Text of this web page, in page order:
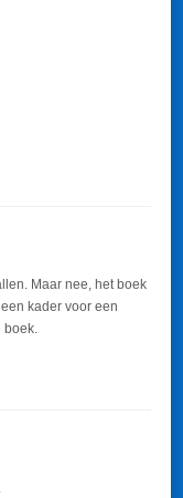
Maar nee, het boek
kader voor een